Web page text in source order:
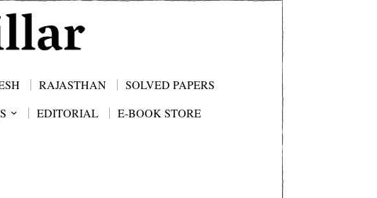
RAJASTHAN
SOLVED PAPERS
EDITORIAL
E-BOOK STORE